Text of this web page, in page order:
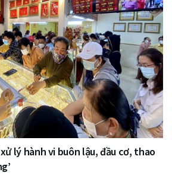
lý hành vi buôn lậu, đầu cơ, thao